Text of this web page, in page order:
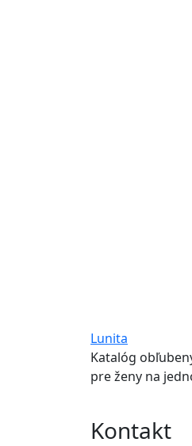
Lunita
Katalóg
pre ženy na
Kontakt